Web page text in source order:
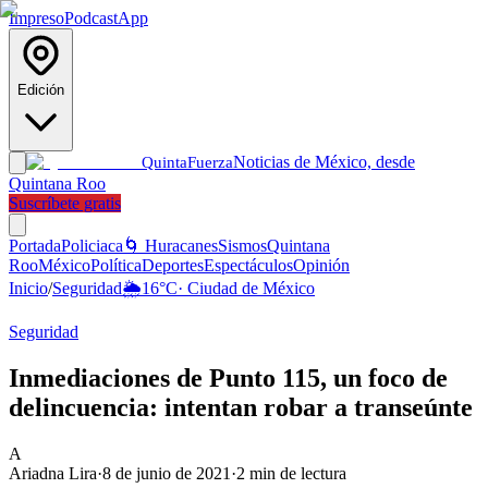
ImpresoPodcastApp
Edición
QuintaFuerzaNoticias de México, desde
Quintana Roo
Suscríbete gratis
PortadaPoliciaca 🌀 HuracanesSismosQuintana
RooMéxicoPolíticaDeportesEspectáculosOpinión
Inicio/Seguridad🌦️16°C· Ciudad de México
Seguridad
Inmediaciones de Punto 115, un foco de
delincuencia: intentan robar a transeúnte
A
Ariadna Lira·8 de junio de 2021 ·2 min de lectura